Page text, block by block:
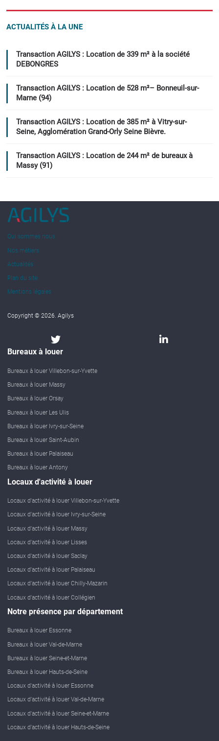
ACTUALITÉS À LA UNE
Transaction AGILYS : Location de 339 m² à la société
DEBONGRES
Transaction AGILYS : Location de 528 m²– Bonneuil-sur-
Marne (94)
Transaction AGILYS : Location de 385 m² à Vitry-sur-
Seine, Agglomération Grand-Orly Seine Bièvre.
Transaction AGILYS : Location de 244 m² de bureaux à
Massy (91)
Qui sommes nous
Nos métiers
Actualités
Plan du site
Mentions légales
Copyright © 2026. Agilys
Bureaux à louer
Bureaux à louer Villebon-sur-Yvette
Bureaux à louer Massy
Bureaux à louer Orsay
Bureaux à louer Les Ulis
Bureaux à louer Ivry-sur-Seine
Bureaux à louer Saint-Aubin
Bureaux à louer Palaiseau
Bureaux à louer Antony
Locaux d'activité à louer
Locaux d'activité à louer Villebon-sur-Yvette
Locaux d'activité à louer Ivry-sur-Seine
Locaux d'activité à louer Massy
Locaux d'activité à louer Lisses
Locaux d'activité à louer Saclay
Locaux d'activité à louer Palaiseau
Locaux d'activité à louer Chilly-Mazarin
Locaux d'activité à louer Collégien
Notre présence par département
Bureaux à louer Essonne
Bureaux à louer Val-de-Marne
Bureaux à louer Seine-et-Marne
Bureaux à louer Hauts-de-Seine
Locaux d'activité à louer Essonne
Locaux d'activité à louer Val-de-Marne
Locaux d'activité à louer Seine-et-Marne
Locaux d'activité à louer Hauts-de-Seine